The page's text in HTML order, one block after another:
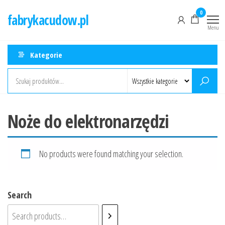
fabrykacudow.pl 0
Menu
Kategorie
Noże do elektronarzędzi
No products were found matching your selection.
Search